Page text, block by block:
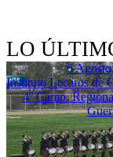
LO
6
Instituto Lecaros de
4º Camp.